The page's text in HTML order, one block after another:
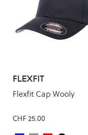
FLEXFIT
Flexfit Cap Wooly
CHF 25.00